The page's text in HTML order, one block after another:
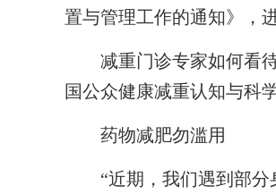
置与管理工作的通知》，
减重门诊专家如何看待
国公众健康减重认知与科
药物减肥勿滥用
“近期，我们遇到部分